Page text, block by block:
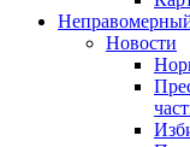
Новости